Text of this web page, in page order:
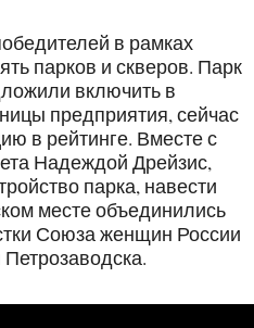
в рамках
парков и скверов. Парк
включить в
предприятия, сейчас
в рейтинге. Вместе с
Надеждой Дрейзис,
парка, навести
месте объединились
Союза женщин России